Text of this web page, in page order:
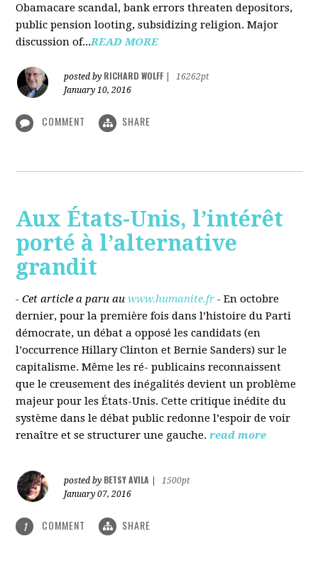
Obamacare scandal, bank errors threaten depositors,
public pension looting, subsidizing religion. Major
discussion of...READ MORE
posted by RICHARD WOLFF
16262pt
January 10, 2016
COMMENT SHARE
Aux États-Unis, l’intérêt
porté à l’alternative
grandit
- Cet article a paru au www.humanite.fr - En octobre
dernier, pour la première fois dans l’histoire du Parti
démocrate, un débat a opposé les candidats (en
l’occurrence Hillary Clinton et Bernie Sanders) sur le
capitalisme. Même les ré- publicains reconnaissent
que le creusement des inégalités devient un problème
majeur pour les États-Unis. Cette critique inédite du
système dans le débat public redonne l’espoir de voir
renaître et se structurer une gauche. read more
posted by BETSY AVILA
1500pt
January 07, 2016
1 COMMENT SHARE